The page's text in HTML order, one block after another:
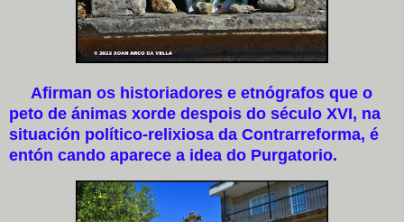
Afirman os historiadores e etnógrafos que o
peto de ánimas xorde despois do século XVI, na
situación político-relixiosa da Contrarreforma, é
entón cando aparece a idea do Purgatorio.